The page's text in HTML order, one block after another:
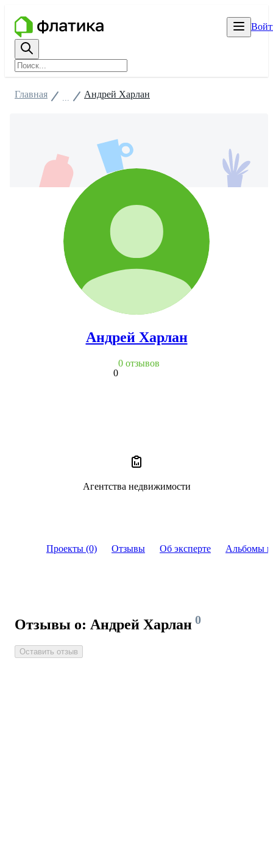
Проекты (0) Отзывы Об эксперте Альбомы
Отзывы о: Андрей Харлан 0
Оставить отзыв
Главная Андрей Харлан
Андрей Харлан
0
0 отзывов
Агентства недвижимости